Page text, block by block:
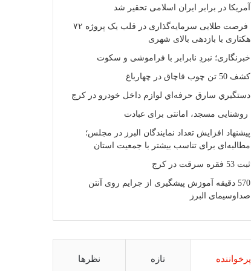
آمریکا در برابر ایران اسلامی تحقیر شد
فرصت طلایی سرمایه‌گذاری در قلب یک پروژه ۷۲
هکتاری با بازدهی بالای شهری
خبرنگاری؛ نبردِ نابرابر با فراموشی و سکوت
کشف 50 تن چوب قاچاق در چهارباغ
دستگيري سارق حرفه‌اي لوازم داخل خودرو در کرج
روشنایی مسجد، امانتی برای عبادت
پیشنهاد افزایش تعداد نمایندگان البرز در مجلس؛
مطالبه‌ای برای تناسب بیشتر با جمعیت استان
ثبت 53 فقره سرقت در کرج
570 دقیقه آموزش پیشگیری از جرایم روی آنتن
صداوسیمای البرز
پرخواننده تازه نظرها